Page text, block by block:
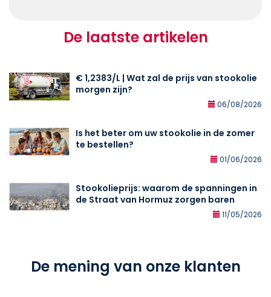
De laatste artikelen
€ 1,2383/L | Wat zal de prijs van stookolie
morgen zijn?
06/08/2026
Is het beter om uw stookolie in de zomer
te bestellen?
01/06/2026
Stookolieprijs: waarom de spanningen in
de Straat van Hormuz zorgen baren
11/05/2026
De mening van onze klanten